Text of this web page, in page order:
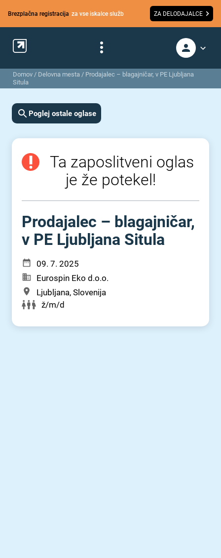
Brezplačna registracija za vse iskalce služb ZA DELODAJALCE
Domov / Delovna mesta / Prodajalec – blagajničar, v PE Ljubljana
Situla
Poglej ostale oglase
Ta zaposlitveni oglas
je že potekel!
Prodajalec – blagajničar,
v PE Ljubljana Situla
09. 7. 2025
Eurospin Eko d.o.o.
Ljubljana, Slovenija
ž/m/d